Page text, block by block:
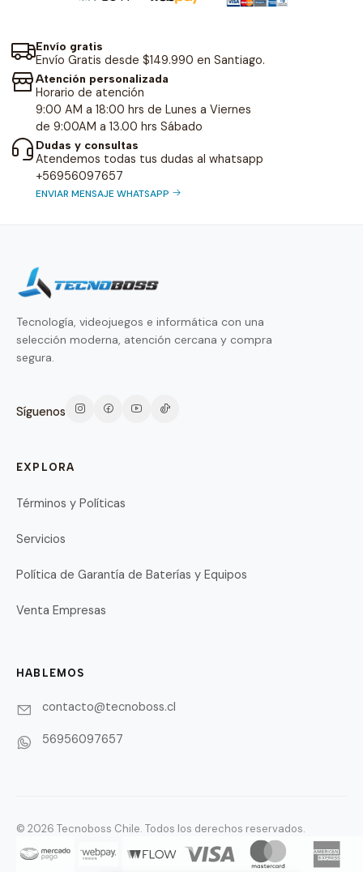
Envío gratis
Envío Gratis desde $149.990 en Santiago.
Atención personalizada
Horario de atención
9:00 AM a 18:00 hrs de Lunes a Viernes
de 9:00AM a 13.00 hrs Sábado
Dudas y consultas
Atendemos todas tus dudas al whatsapp
+56956097657
ENVIAR MENSAJE WHATSAPP
Tecnología, videojuegos e informática con una
selección moderna, atención cercana y compra
segura.
Síguenos
EXPLORA
Términos y Políticas
Servicios
Política de Garantía de Baterías y Equipos
Venta Empresas
HABLEMOS
contacto@tecnoboss.cl
56956097657
© 2026 Tecnoboss Chile. Todos los derechos reservados.